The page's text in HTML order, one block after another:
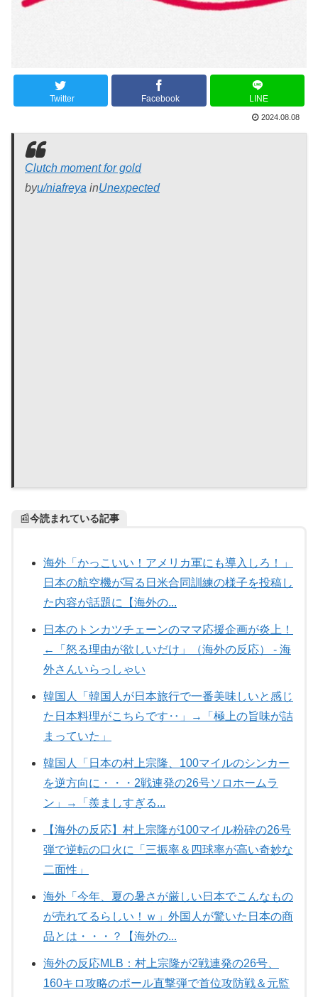
Twitter Facebook LINE
2024.08.08
Clutch moment for gold
byu/niafreya inUnexpected
📰今読まれている記事
海外「かっこいい！アメリカ軍にも導入しろ！」
日本の航空機が写る日米合同訓練の様子を投稿し
た内容が話題に【海外の...
日本のトンカツチェーンのママ応援企画が炎上！
←「怒る理由が欲しいだけ」（海外の反応） - 海
外さんいらっしゃい
韓国人「韓国人が日本旅行で一番美味しいと感じ
た日本料理がこちらです‥」→「極上の旨味が詰
まっていた」
韓国人「日本の村上宗隆、100マイルのシンカー
を逆方向に・・・2戦連発の26号ソロホームラ
ン」→「羨ましすぎる...
【海外の反応】村上宗隆が100マイル粉砕の26号
弾で逆転の口火に「三振率＆四球率が高い奇妙な
二面性」
海外「今年、夏の暑さが厳しい日本でこんなもの
が売れてるらしい！ｗ」外国人が驚いた日本の商
品とは・・・？【海外の...
海外の反応MLB：村上宗隆が2戦連発の26号、
160キロ攻略のポール直撃弾で首位攻防戦＆元監